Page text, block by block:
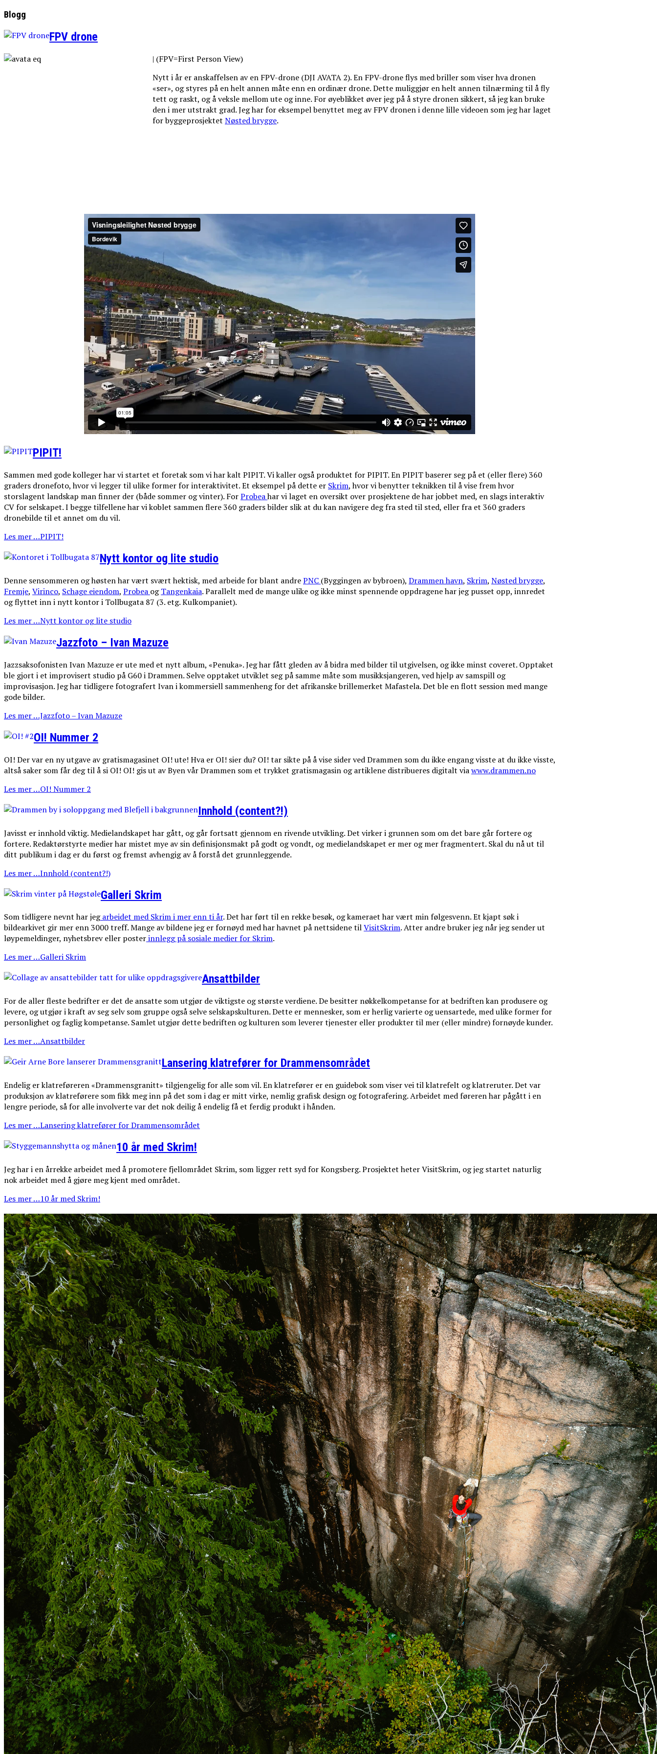
Blogg
FPV drone
| (FPV=First Person View)
Nytt i år er anskaffelsen av en FPV-drone (DJI AVATA 2). En FPV-drone flys med briller som viser hva dronen
«ser», og styres på en helt annen måte enn en ordinær drone. Dette muliggjør en helt annen tilnærming til å fly
tett og raskt, og å veksle mellom ute og inne. For øyeblikket øver jeg på å styre dronen sikkert, så jeg kan bruke
den i mer utstrakt grad. Jeg har for eksempel benyttet meg av FPV dronen i denne lille videoen som jeg har laget
for byggeprosjektet Nøsted brygge.
PIPIT!
Sammen med gode kolleger har vi startet et foretak som vi har kalt PIPIT. Vi kaller også produktet for PIPIT. En PIPIT baserer seg på et (eller flere) 360
graders dronefoto, hvor vi legger til ulike former for interaktivitet. Et eksempel på dette er Skrim, hvor vi benytter teknikken til å vise frem hvor
storslagent landskap man finner der (både sommer og vinter). ForProbeahar vi laget en oversikt over prosjektene de har jobbet med, en slags interaktiv
CV for selskapet. I begge tilfellene har vi koblet sammen flere 360 graders bilder slik at du kan navigere deg fra sted til sted, eller fra et 360 graders
dronebilde til et annet om du vil.
Les mer …PIPIT!
Nytt kontor og lite studio
Denne sensommeren og høsten har vært svært hektisk, med arbeide for blant andrePNC (Byggingen av bybroen), Drammen havn, Skrim, Nøsted brygge,
Fremje, Virinco, Schage eiendom, Probea ogTangenkaia. Parallelt med de mange ulike og ikke minst spennende oppdragene har jeg pusset opp, innredet
og flyttet inn i nytt kontor i Tollbugata 87 (3. etg. Kulkompaniet).
Les mer …Nytt kontor og lite studio
Jazzfoto – Ivan Mazuze
Jazzsaksofonisten Ivan Mazuze er ute med et nytt album, «Penuka». Jeg har fått gleden av å bidra med bilder til utgivelsen, og ikke minst coveret. Opptaket
ble gjort i et improvisert studio på G60 i Drammen. Selve opptaket utviklet seg på samme måte som musikksjangeren, ved hjelp av samspill og
improvisasjon. Jeg har tidligere fotografert Ivan i kommersiell sammenheng for det afrikanske brillemerket Mafastela. Det ble en flott session med mange
gode bilder.
Les mer …Jazzfoto – Ivan Mazuze
OI! Nummer 2
OI! Der var en ny utgave av gratismagasinet OI! ute! Hva er OI! sier du? OI! tar sikte på å vise sider ved Drammen som du ikke engang visste at du ikke visste,
altså saker som får deg til å si OI! OI! gis ut av Byen vår Drammen som et trykket gratismagasin og artiklene distribueres digitalt viawww.drammen.no
Les mer …OI! Nummer 2
Innhold (content?!)
Javisst er innhold viktig. Medielandskapet har gått, og går fortsatt gjennom en rivende utvikling. Det virker i grunnen som om det bare går fortere og
fortere. Redaktørstyrte medier har mistet mye av sin definisjonsmakt på godt og vondt, og medielandskapet er mer og mer fragmentert. Skal du nå ut til
ditt publikum i dag er du først og fremst avhengig av å forstå det grunnleggende.
Les mer …Innhold (content?!)
Galleri Skrim
Som tidligere nevnt har jegarbeidet med Skrim i mer enn ti år. Det har ført til en rekke besøk, og kameraet har vært min følgesvenn. Et kjapt søk i
bildearkivet gir mer enn 3000 treff. Mange av bildene jeg er fornøyd med har havnet på nettsidene tilVisitSkrim. Atter andre bruker jeg når jeg sender ut
løypemeldinger, nyhetsbrev eller posterinnlegg på sosiale medier for Skrim.
Les mer …Galleri Skrim
Ansattbilder
For de aller fleste bedrifter er det de ansatte som utgjør de viktigste og største verdiene. De besitter nøkkelkompetanse for at bedriften kan produsere og
levere, og utgjør i kraft av seg selv som gruppe også selve selskapskulturen. Dette er mennesker, som er herlig varierte og uensartede, med ulike former for
personlighet og faglig kompetanse. Samlet utgjør dette bedriften og kulturen som leverer tjenester eller produkter til mer (eller mindre) fornøyde kunder.
Les mer …Ansattbilder
Lansering klatrefører for Drammensområdet
Endelig er klatreføreren «Drammensgranitt» tilgjengelig for alle som vil. En klatrefører er en guidebok som viser vei til klatrefelt og klatreruter. Det var
produksjon av klatreførere som fikk meg inn på det som i dag er mitt virke, nemlig grafisk design og fotografering. Arbeidet med føreren har pågått i en
lengre periode, så for alle involverte var det nok deilig å endelig få et ferdig produkt i hånden.
Les mer …Lansering klatrefører for Drammensområdet
10 år med Skrim!
Jeg har i en årrekke arbeidet med å promotere fjellområdet Skrim, som ligger rett syd for Kongsberg. Prosjektet heter VisitSkrim, og jeg startet naturlig
nok arbeidet med å gjøre meg kjent med området.
Les mer …10 år med Skrim!